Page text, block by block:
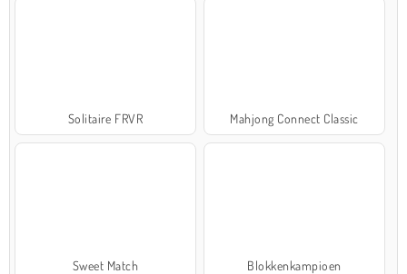
Solitaire FRVR Mahjong Connect Classic
Sweet Match Blokkenkampioen